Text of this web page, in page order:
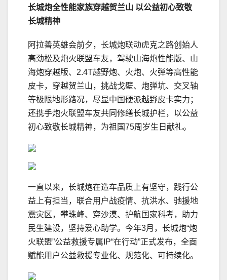
长城炮全性能家族穿越贺兰山 以公益初心致敬
长城精神
阿拉善英雄会前夕，长城炮联动虎克之路创始人
高劲松及炮火联盟车友，驾驶山海炮性能版、山
海炮穿越版、2.4T越野炮、火炮、火弹等高性能
皮卡，穿越贺兰山，挑战戈壁、炮弹坑、交叉轴
等极限地形路况，尽显中国硬派越野皮卡实力；
还携手炮火联盟车友共同修缮长城护栏，以公益
初心致敬长城精神，为祖国75周岁生日献礼。
一直以来，长城炮在造车品质上有坚守，践行公
益上有担当，联合用户战疫情、抗洪水、驰援地
震灾区，攀珠峰、穿沙漠、护航国家科考，助力
民生建设，坚持爱心助学。今年3月，长城炮“炮
火联盟”公益救援专属IP“在行动”正式发布，全面
赋能用户公益救援专业化、规范化、可持续化。